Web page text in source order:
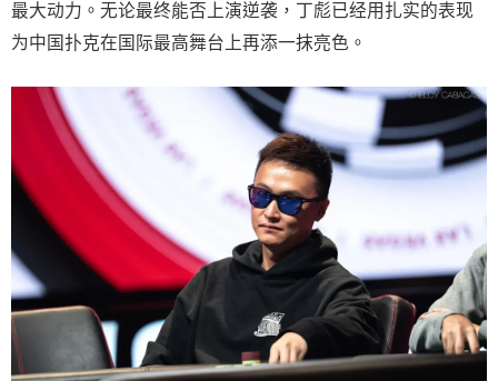
最大动力。无论最终能否上演逆袭，丁彪已经用扎实的表现
为中国扑克在国际最高舞台上再添一抹亮色。